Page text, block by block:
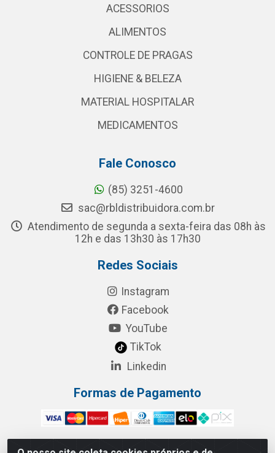
ACESSORIOS
ALIMENTOS
CONTROLE DE PRAGAS
HIGIENE & BELEZA
MATERIAL HOSPITALAR
MEDICAMENTOS
Fale Conosco
(85) 3251-4600
sac@rbldistribuidora.com.br
Atendimento de segunda a sexta-feira das 08h às
12h e das 13h30 às 17h30
Redes Sociais
Instagram
Facebook
YouTube
TikTok
Linkedin
Formas de Pagamento